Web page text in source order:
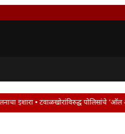
पोलिसांचे ‘ऑल आऊट ऑपरेशन •